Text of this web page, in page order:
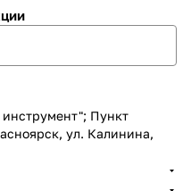
Пункт
ул. Калинина,